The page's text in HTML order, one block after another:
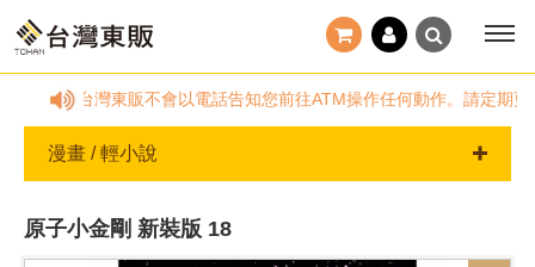
。台灣東販不會以電話告知您前往ATM操作任何動作。請定期更改密
漫畫 / 輕小說
原子小金剛 新裝版 18